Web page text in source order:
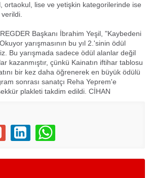
ortaokul, lise ve yetişkin kategorilerinde ise
Başkanı İbrahim Yeşil, "Kaybedeni
yarışmasının bu yıl 2.'sinin ödül
Bu yarışmada sadece ödül alanlar değil
kazanmıştır, çünkü Kainatın iftihar tablosu
bir kez daha öğrenerek en büyük ödülü
sonrası sanatçı Reha Yeprem'e
plakleti takdim edildi. CİHAN